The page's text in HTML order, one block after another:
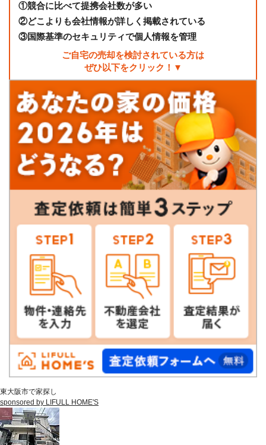
①競合に比べて提携会社数が多い
②どこよりも会社情報が詳しく掲載されている
③国際基準のセキュリティで個人情報を管理
ご自宅の売却を検討されている方は
ぜひ以下をクリック！▼
東大阪市で家探し
sponsored by LIFULL HOME'S